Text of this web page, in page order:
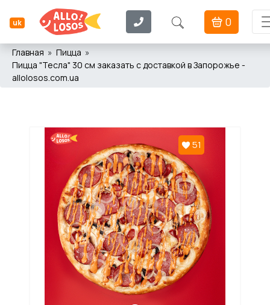
uk 0
Главная
Пицца
Пицца "Тесла" 30 см заказать с доставкой в Запорожье -
allolosos.com.ua
51